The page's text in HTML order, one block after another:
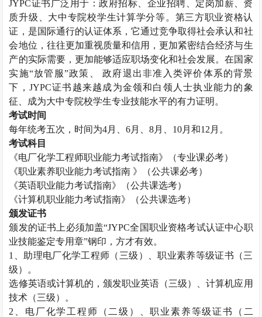
JYPC证书广泛用于：政府招标、企业招聘、定岗加薪、资
质升级、大中专院校学生计算学分等。第三方职业资格认
证，是国际通行的认证体系，它通过竞争取得社会承认和社
会地位，往往更加重视质量和信用，更加紧密结合经济与生
产的实际需要，更加能够适应职场变化和社会发展。在国家
实施“放管服”政策、 政府退出非准入类评价体系的背景
下， JYPC证书越来越成为金领和白领人士执业能力的象
征、成为大中专院校学生专业技能水平的有力证明。
考试时间
每年统考五次，时间为4月、6月、8月、 10月和12 月。
考试科目
《电厂化学工程师职业能力考试指南》（专业课必考）
《职业素养职业能力考试指南 》（公共课必考）
《英语职业能力考试指南》（公共课选考）
《计算机职业能力考试指南》（公共课选考）
颁发证书
颁发的证书上必须加盖“JYPC全国职业资格考试认证中心职
业技能鉴定专用章”钢印，方才有效。
1
、助理电厂化学工程师（三级）、职业素养等级证书（三
级）。
选修英语或计算机的，颁发职业英语（三级）、计算机应用
技术（三级）。
2 、电厂化学工程师（二级）、职业素养等级证书（二